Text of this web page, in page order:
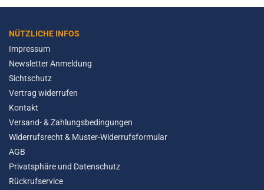
NÜTZLICHE INFOS
Impressum
Newsletter Anmeldung
Sichtschutz
Vertrag widerrufen
Kontakt
Versand- & Zahlungsbedingungen
Widerrufsrecht & Muster-Widerrufsformular
AGB
Privatsphäre und Datenschutz
Rückrufservice